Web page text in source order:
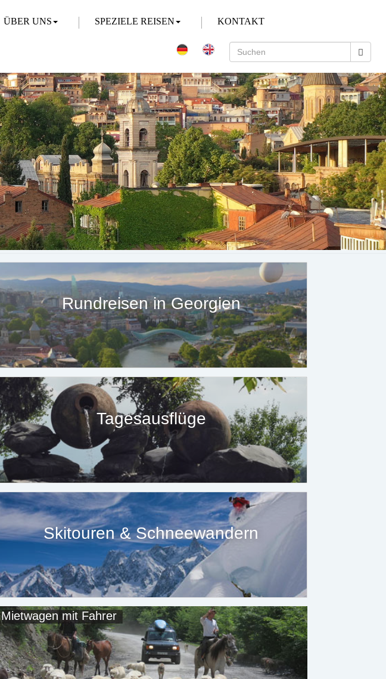
ÜBER UNS SPEZIELE REISEN KONTAKT
Rundreisen in Georgien
Tagesausflüge
Skitouren & Schneewandern
Mietwagen mit Fahrer